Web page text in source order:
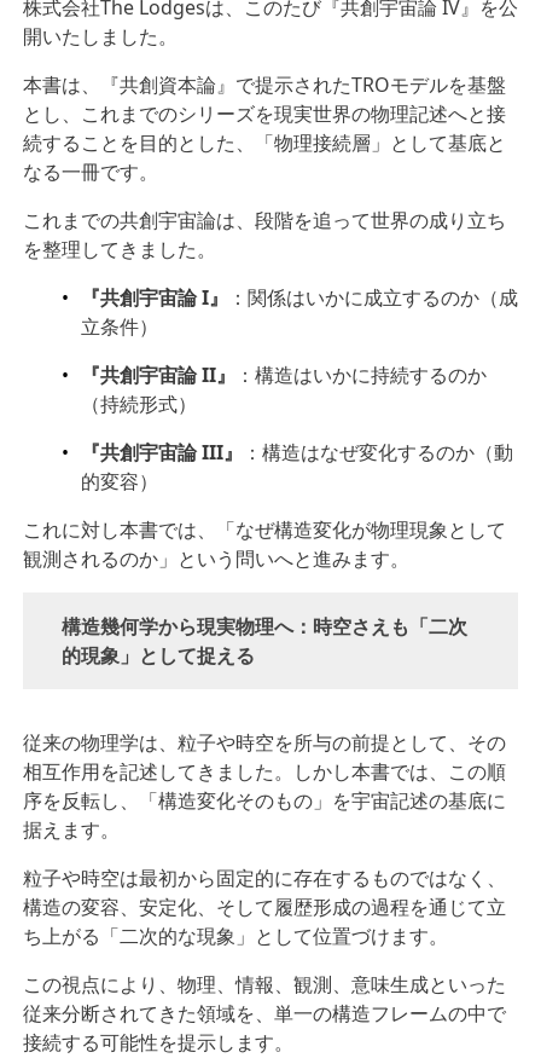
株式会社The Lodgesは、このたび『共創宇宙論 IV』を公
開いたしました。
本書は、『共創資本論』で提示されたTROモデルを基盤
とし、これまでのシリーズを現実世界の物理記述へと接
続することを目的とした、「物理接続層」として基底と
なる一冊です。
これまでの共創宇宙論は、段階を追って世界の成り立ち
を整理してきました。
『共創宇宙論 I』
：関係はいかに成立するのか（成
立条件）
『共創宇宙論 II』
：構造はいかに持続するのか
（持続形式）
『共創宇宙論 III』
：構造はなぜ変化するのか（動
的変容）
これに対し本書では、「なぜ構造変化が物理現象として
観測されるのか」という問いへと進みます。
構造幾何学から現実物理へ：時空さえも「二次
的現象」として捉える
従来の物理学は、粒子や時空を所与の前提として、その
相互作用を記述してきました。しかし本書では、この順
序を反転し、「構造変化そのもの」を宇宙記述の基底に
据えます。
粒子や時空は最初から固定的に存在するものではなく、
構造の変容、安定化、そして履歴形成の過程を通じて立
ち上がる「二次的な現象」として位置づけます。
この視点により、物理、情報、観測、意味生成といった
従来分断されてきた領域を、単一の構造フレームの中で
接続する可能性を提示します。